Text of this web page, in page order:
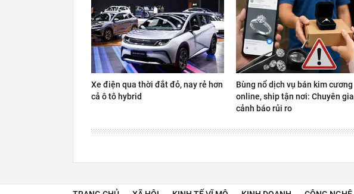
Xe điện qua thời đắt đỏ, nay rẻ hơn
cả ô tô hybrid
Bùng nổ dịch vụ bán kim cương
online, ship tận nơi: Chuyên gia
cảnh báo rủi ro